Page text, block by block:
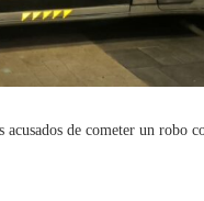
de cometer un robo